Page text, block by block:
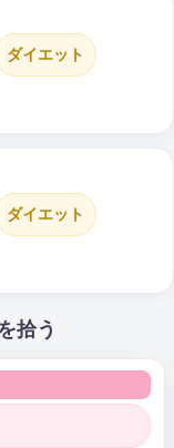
ダイエット
ダイエット
拾う